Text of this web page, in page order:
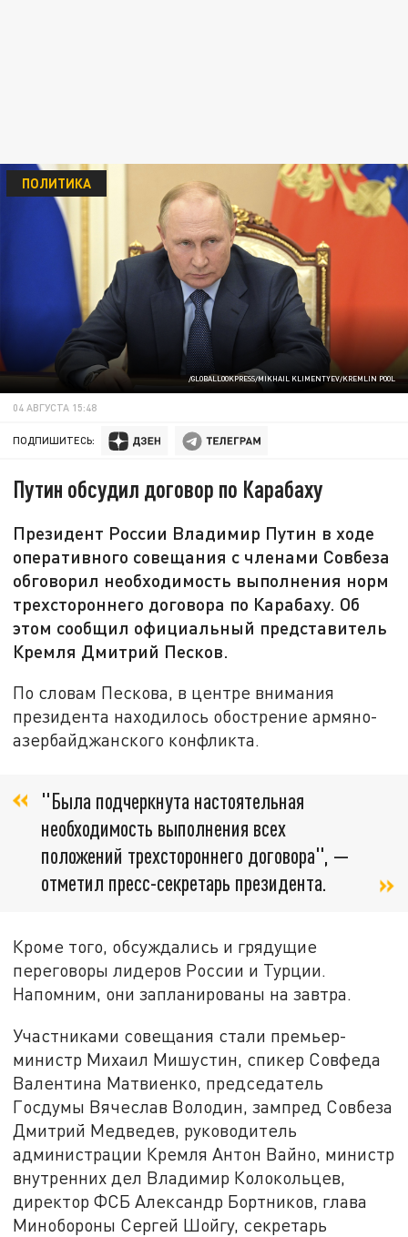
/GLOBALLOOKPRESS/MIKHAIL KLIMENTYEV/KREMLIN POOL
ПОЛИТИКА
04 АВГУСТА 15:48
ПОДПИШИТЕСЬ:
Путин обсудил договор по Карабаху
Президент России Владимир Путин в ходе
оперативного совещания с членами Совбеза
обговорил необходимость выполнения норм
трехстороннего договора по Карабаху. Об
этом сообщил официальный представитель
Кремля Дмитрий Песков.
По словам Пескова, в центре внимания
президента находилось обострение армяно-
азербайджанского конфликта.
"Была подчеркнута настоятельная
необходимость выполнения всех
положений трехстороннего договора", —
отметил пресс-секретарь президента.
Кроме того, обсуждались и грядущие
переговоры лидеров России и Турции.
Напомним, они запланированы на завтра.
Участниками совещания стали премьер-
министр Михаил Мишустин, спикер Совфеда
Валентина Матвиенко, председатель
Госдумы Вячеслав Володин, зампред Совбеза
Дмитрий Медведев, руководитель
администрации Кремля Антон Вайно, министр
внутренних дел Владимир Колокольцев,
директор ФСБ Александр Бортников, глава
Минобороны Сергей Шойгу, секретарь